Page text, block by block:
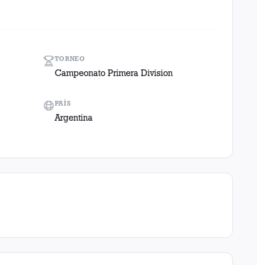
TORNEO
Campeonato Primera Division
PAÍS
Argentina